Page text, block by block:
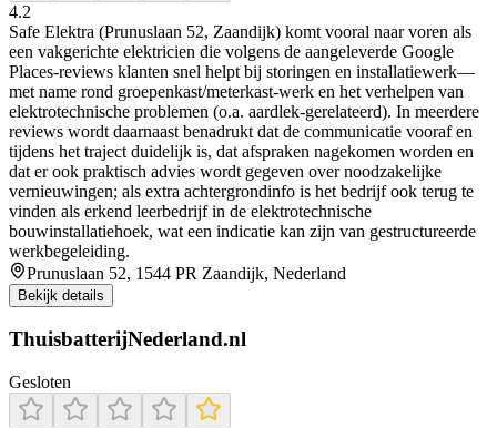
4.2
Safe Elektra (Prunuslaan 52, Zaandijk) komt vooral naar voren als
een vakgerichte elektricien die volgens de aangeleverde Google
Places-reviews klanten snel helpt bij storingen en installatiewerk—
met name rond groepenkast/meterkast-werk en het verhelpen van
elektrotechnische problemen (o.a. aardlek-gerelateerd). In meerdere
reviews wordt daarnaast benadrukt dat de communicatie vooraf en
tijdens het traject duidelijk is, dat afspraken nagekomen worden en
dat er ook praktisch advies wordt gegeven over noodzakelijke
vernieuwingen; als extra achtergrondinfo is het bedrijf ook terug te
vinden als erkend leerbedrijf in de elektrotechnische
bouwinstallatiehoek, wat een indicatie kan zijn van gestructureerde
werkbegeleiding.
Prunuslaan 52, 1544 PR Zaandijk, Nederland
Bekijk details
ThuisbatterijNederland.nl
Gesloten